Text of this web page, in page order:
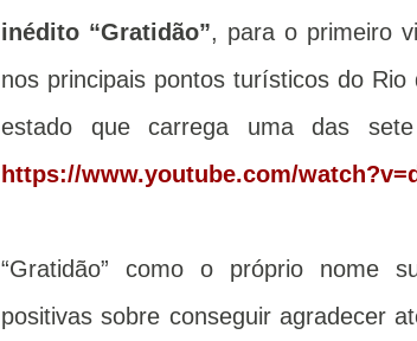
inédito “Gratidão”, para o primeiro
nos principais pontos turísticos do
estado que carrega uma das
https://www.youtube.com/
“Gratidão” como o próprio nome
positivas sobre conseguir agradecer